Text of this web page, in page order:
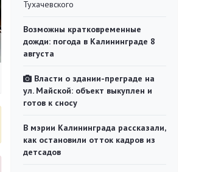
Тухачевского
Возможны кратковременные
дожди: погода в Калининграде 8
августа
Власти о здании-преграде на
ул. Майской: объект выкуплен и
готов к сносу
В мэрии Калининграда рассказали,
как остановили отток кадров из
детсадов